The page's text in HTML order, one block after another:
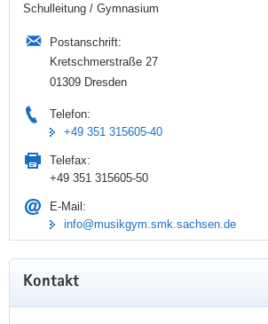
Schulleitung / Gymnasium
Postanschrift:
Kretschmerstraße 27
01309 Dresden
Telefon:
+49 351 315605-40
Telefax:
+49 351 315605-50
E-Mail:
info@musikgym.smk.sachsen.de
Kontakt